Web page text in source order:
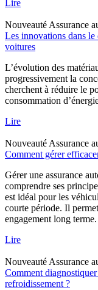
Lire
Nouveauté Assurance
Les innovations dans le
voitures
L’évolution des
progressivement la
cherchent à réduire le
consommation
Lire
Nouveauté Assurance
Comment gérer
Gérer une assurance
comprendre ses
est idéal pour les
courte période. Il
engagement long terme.
Lire
Nouveauté Assurance
Comment
refroidissement ?